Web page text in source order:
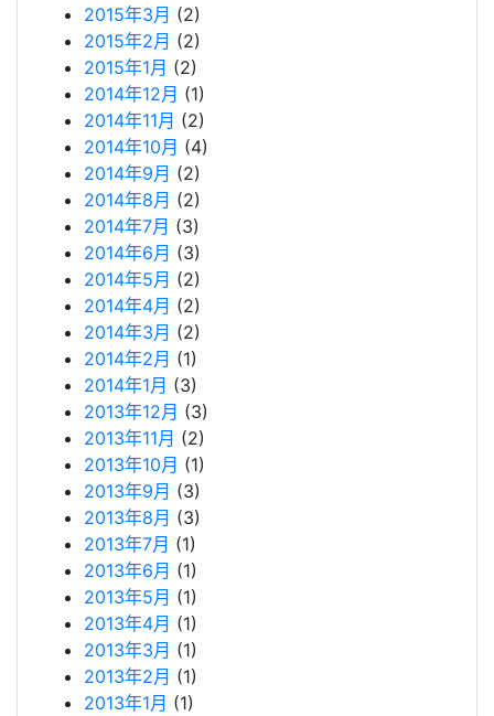
2015年3月 (2)
2015年2月 (2)
2015年1月 (2)
2014年12月 (1)
2014年11月 (2)
2014年10月 (4)
2014年9月 (2)
2014年8月 (2)
2014年7月 (3)
2014年6月 (3)
2014年5月 (2)
2014年4月 (2)
2014年3月 (2)
2014年2月 (1)
2014年1月 (3)
2013年12月 (3)
2013年11月 (2)
2013年10月 (1)
2013年9月 (3)
2013年8月 (3)
2013年7月 (1)
2013年6月 (1)
2013年5月 (1)
2013年4月 (1)
2013年3月 (1)
2013年2月 (1)
2013年1月 (1)